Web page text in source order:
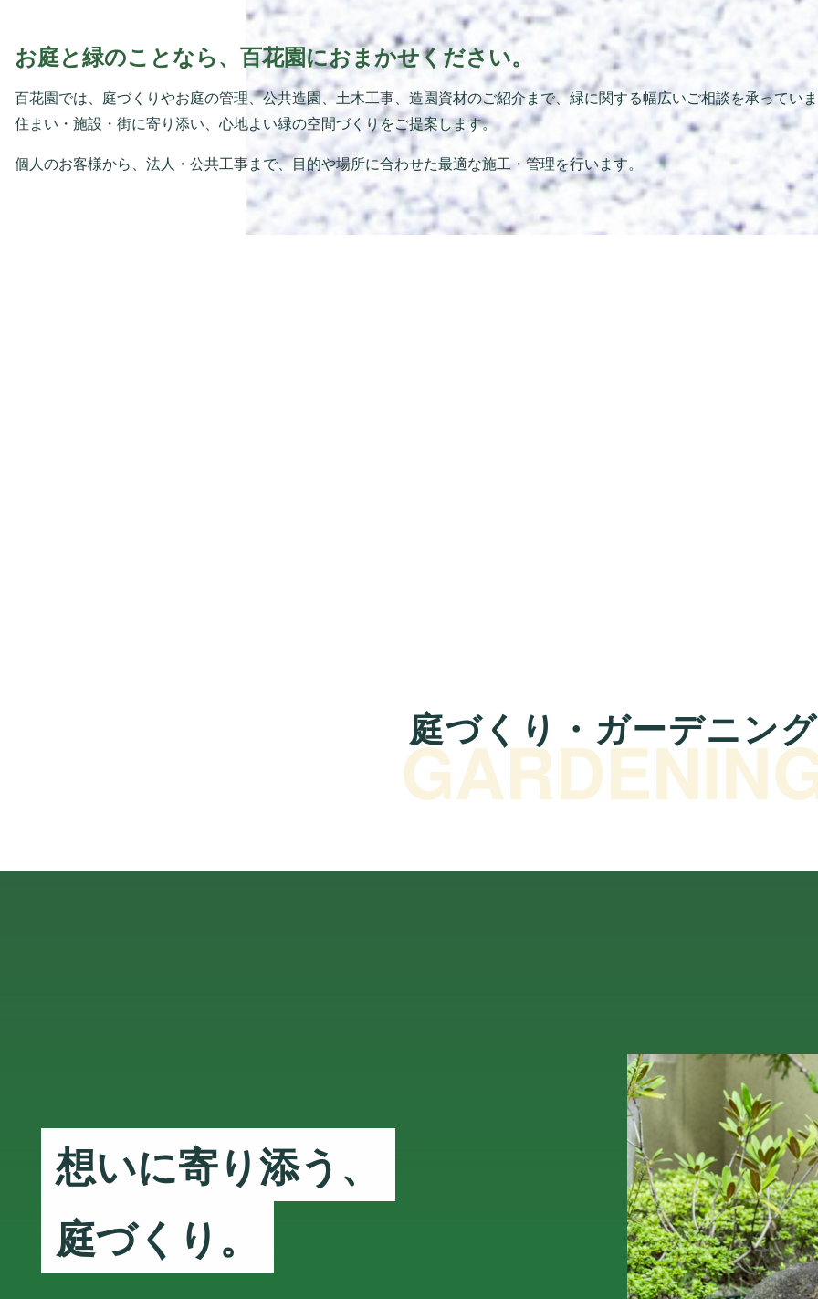
お庭と緑のことなら、百花園におまかせください。
百花園では、庭づくりやお庭の管理、公共造園、土木工事、造園資材のご紹介まで、緑に関する幅広いご相談を承ってい
住まい・施設・街に寄り添い、心地よい緑の空間づくりをご提案します。
個人のお客様から、法人・公共工事まで、目的や場所に合わせた最適な施工・管理を行います。
庭づくり・ガーデニング
想いに寄り添う、
庭づくり。